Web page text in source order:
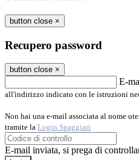
button close ×
Recupero password
button close ×
E-
all'indirizzo indicato con le istruzioni
Non hai una e-mail associata al nome
tramite la Login Spaggiari
E-mail inviata, si prega di